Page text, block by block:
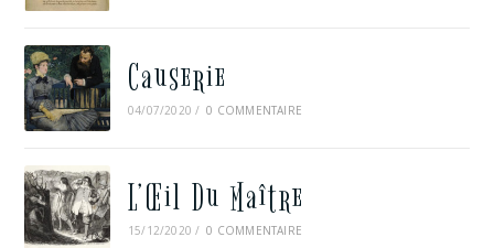
Causerie
04/07/2020 / 0 COMMENTAIRE
L’Œil Du Maître
15/12/2020 / 0 COMMENTAIRE